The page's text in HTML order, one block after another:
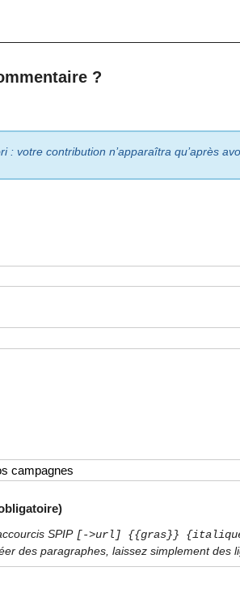
?
: votre contribution n’apparaîtra qu’après
SPIP [->url] {{gras}} {italique}
des paragraphes, laissez simplement des